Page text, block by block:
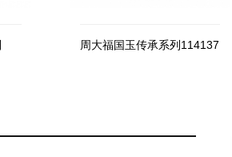
周大福国玉传承系列114137